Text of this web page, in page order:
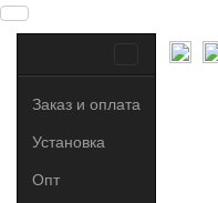
Заказ и оплата
Установка
Опт